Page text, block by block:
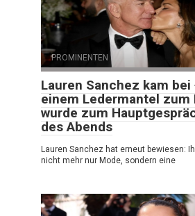
PROMINENTEN
Lauren Sanchez kam bei
einem Ledermantel zum
wurde zum
des Abends
Lauren Sanchez hat erneut bewiesen:
nicht mehr nur Mode, sondern eine